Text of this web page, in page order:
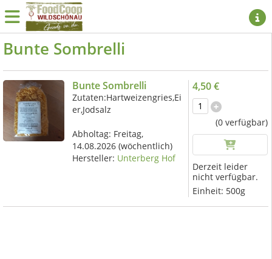
Bunte Sombrelli
Bunte Sombrelli
Zutaten:Hartweizengries,Ei
er,Jodsalz
Abholtag: Freitag,
14.08.2026(wöchentlich)
Hersteller: Unterberg Hof
4,50 €
(0 verfügbar)
Derzeit leider
nicht verfügbar.
Einheit: 500g